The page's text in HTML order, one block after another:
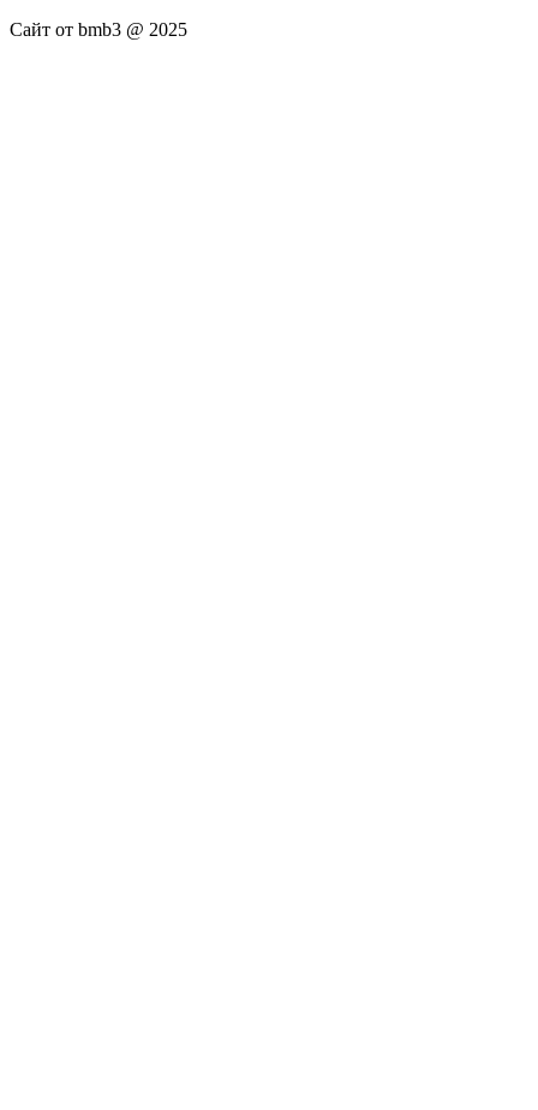
Сайт от bmb3 @ 2025